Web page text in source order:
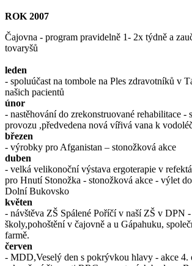
ROK 2007
Čajovna - program pravidelně 1- 2x týdně a
tovaryšů
leden
- spoluúčast na tombole na Ples zdravotníků v
našich pacientů
únor
- nastěhování do zrekonstruované rehabilitace -
provozu ,předvedena nová vířivá vana k
březen
- výrobky pro Afganistan – stonožková akce
duben
- velká velikonoční výstava ergoterapie v
pro Hnutí Stonožka - stonožková akce - výlet
Dolní Bukovsko
květen
- návštěva ZŠ Spálené Poříčí v naší ZŠ v DPN
školy,pohoštění v čajovně a u Gápahuku,
farmě.
červen
- MDD,Veselý den s pokrývkou hlavy - akce 4.